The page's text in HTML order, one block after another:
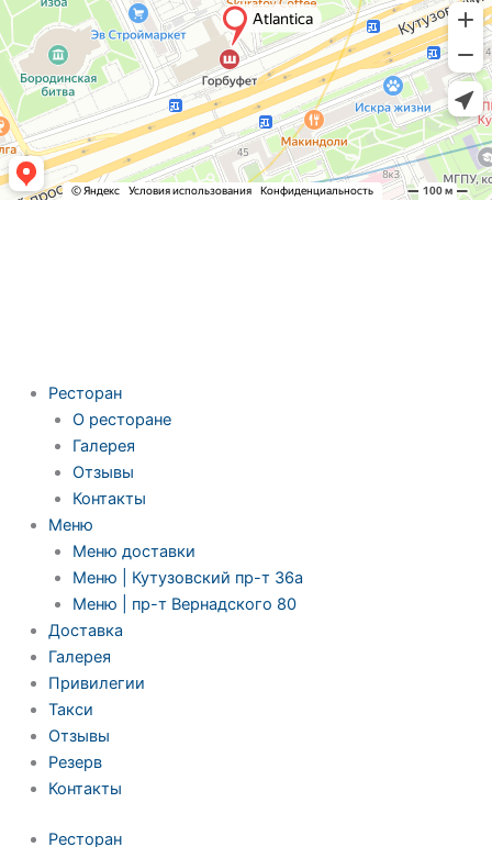
Ресторан
О ресторане
Галерея
Отзывы
Контакты
Меню
Меню доставки
Меню | Кутузовский пр-т 36а
Меню | пр-т Вернадского 80
Доставка
Галерея
Привилегии
Такси
Отзывы
Резерв
Контакты
Ресторан